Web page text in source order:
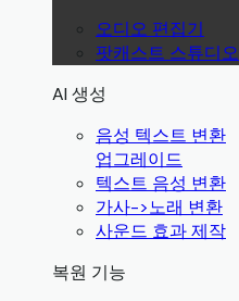
오디오 편집기
팟캐스트 스튜디오
AI 생성
음성 텍스트 변환
업그레이드
텍스트 음성 변환
가사->노래 변환
사운드 효과 제작
복원 기능